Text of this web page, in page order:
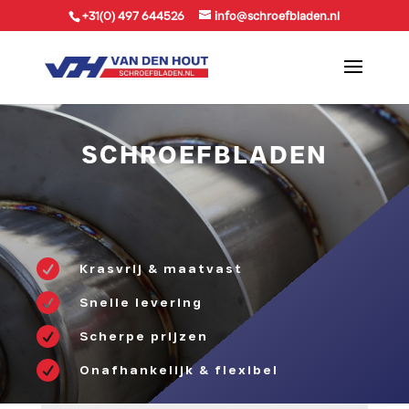
+31(0) 497 644526 info@schroefbladen.nl
SCHROEFBLADEN
 Krasvrij & maatvast
 Snelle levering
 Scherpe prijzen
 Onafhankelijk & flexibel